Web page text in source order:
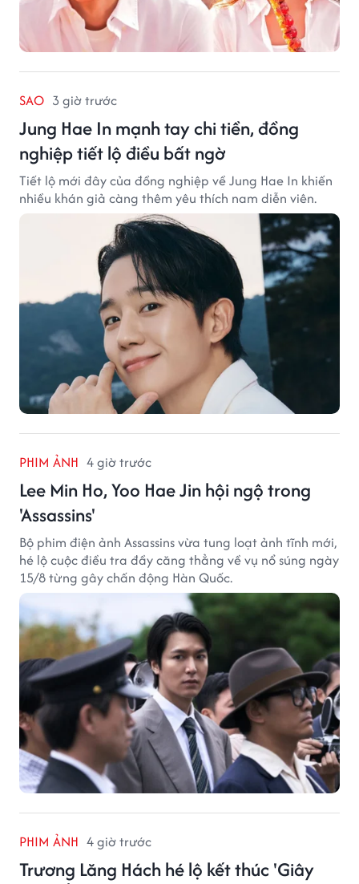
SAO 3 giờ trước
Jung Hae In mạnh tay chi tiền, đồng
nghiệp tiết lộ điều bất ngờ
Tiết lộ mới đây của đồng nghiệp về Jung Hae In khiến
nhiều khán giả càng thêm yêu thích nam diễn viên.
PHIM ẢNH 4 giờ trước
Lee Min Ho, Yoo Hae Jin hội ngộ trong
'Assassins'
Bộ phim điện ảnh Assassins vừa tung loạt ảnh tĩnh mới,
hé lộ cuộc điều tra đầy căng thẳng về vụ nổ súng ngày
15/8 từng gây chấn động Hàn Quốc.
PHIM ẢNH 4 giờ trước
Trương Lăng Hách hé lộ kết thúc 'Giây